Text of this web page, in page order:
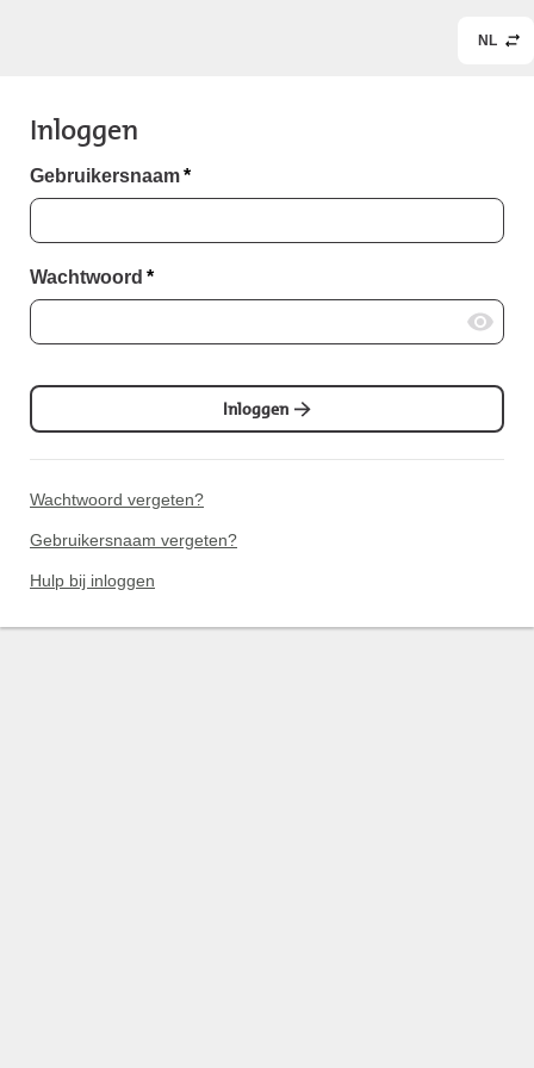
NL
Inloggen
Gebruikersnaam*
Wachtwoord *
Inloggen
Wachtwoord vergeten?
Gebruikersnaam vergeten?
Hulp bij inloggen